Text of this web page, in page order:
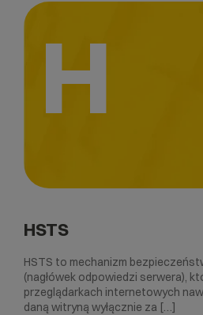
H
HSTS
HSTS to mechanizm
(nagłówek odpowiedzi serwera),
przeglądarkach internetowych
daną witryną wyłącznie za […]